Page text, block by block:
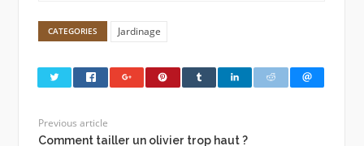
CATEGORIES Jardinage
Previous article
Comment tailler un olivier trop haut ?